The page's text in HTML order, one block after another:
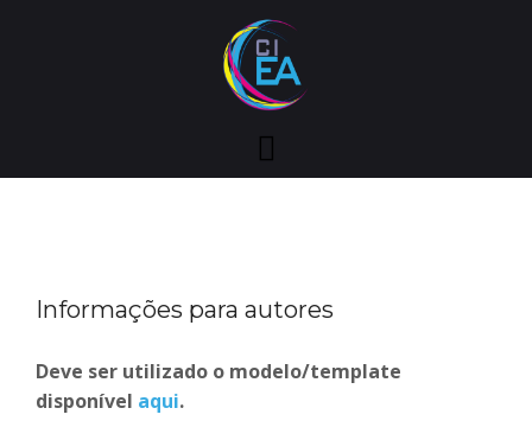
Informações para autores
Deve ser utilizado o modelo/template
disponível aqui.